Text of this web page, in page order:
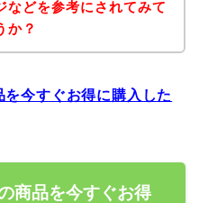
などを参考にされてみて
か？
今すぐお得に購入した
商品を今すぐお得